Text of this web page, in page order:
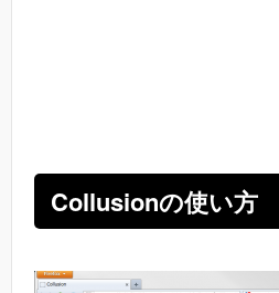
Collusionの使い方